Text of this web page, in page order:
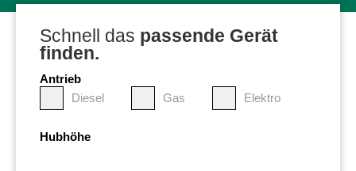
Schnell das passende Gerät
finden.
Antrieb
Diesel
Gas Elektro
Hubhöhe